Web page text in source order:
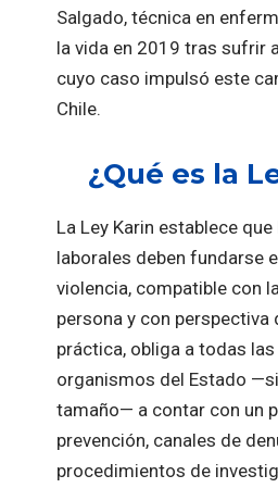
Salgado, técnica en
la vida en 2019 tras sufrir
cuyo caso impulsó este
Chile.
¿Qué es la
La Ley Karin establece
laborales deben fundarse
violencia, compatible con
persona y con perspectiva
práctica, obliga a todas
organismos del Estado
tamaño— a contar con un
prevención, canales de
procedimientos de